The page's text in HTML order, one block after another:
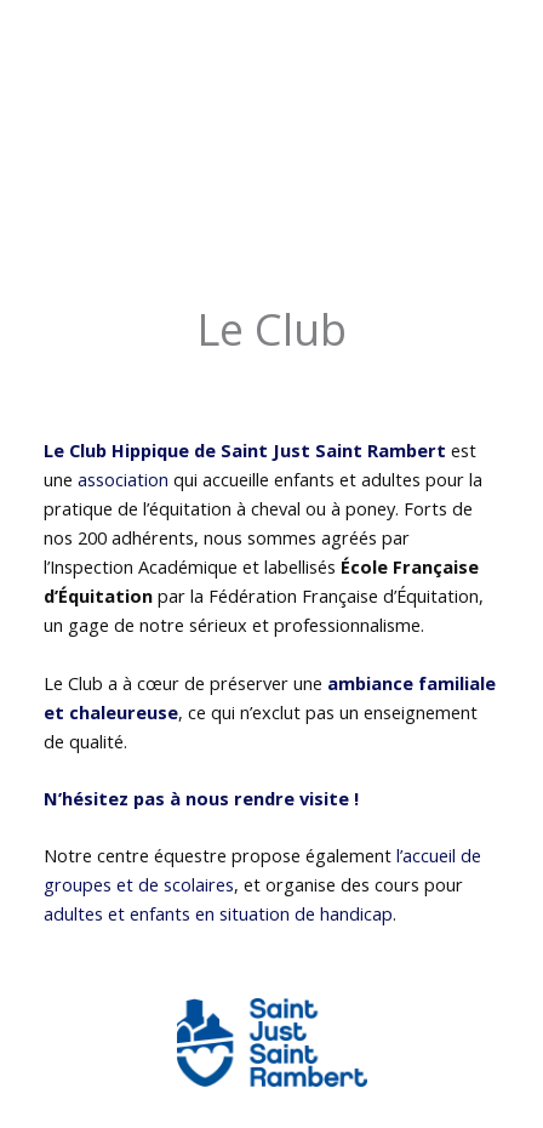
Le Club
Le Club Hippique de Saint Just Saint Rambert est
uneassociation qui accueille enfants et adultes pour la
pratique de l’équitation à cheval ou à poney. Forts de
nos 200 adhérents, nous sommes agréés par
l’Inspection Académique et labellisés École Française
d’Équitation par la Fédération Française d’Équitation,
un gage de notre sérieux et professionnalisme.
Le Club a à cœur de préserver une ambiance familiale
et chaleureuse, ce qui n’exclut pas un enseignement
de qualité.
N’hésitez pas à nous rendre visite !
Notre centre équestre propose égalementl’accueil de
groupes et de scolaires, et organise des cours pour
adultes et enfants en situation de handicap.